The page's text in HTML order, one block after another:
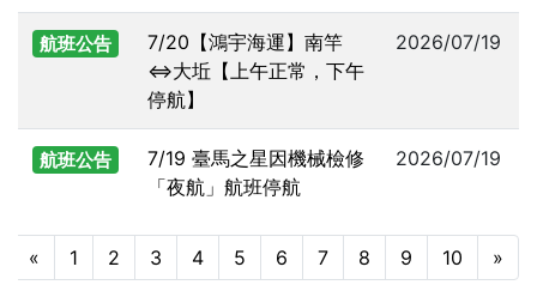
航班公告
7/20【鴻宇海運】南竿
⇔大坵【上午正常，下午
停航】
2026/07/19
航班公告
7/19 臺馬之星因機械檢修
「夜航」航班停航
2026/07/19
« 1 2 3 4 5 6 7 8 9 10 »